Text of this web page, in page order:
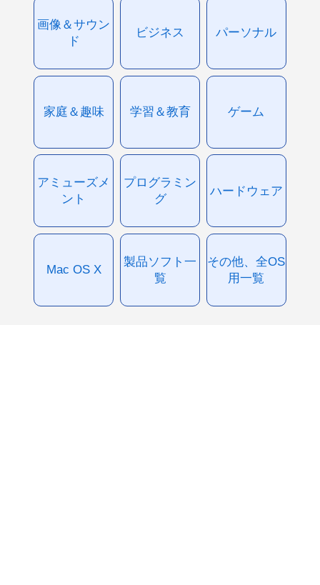
画像＆サウン
ド
ビジネス パーソナル
家庭＆趣味 学習＆教育 ゲーム
アミューズメ
ント
プログラミン
グ
ハードウェア
Mac OS X
製品ソフト一
覧
その他、全OS
用一覧